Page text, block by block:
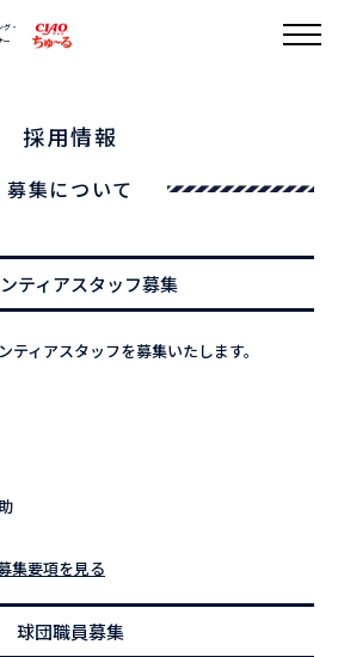
グ・
ー
採用情報
募集について
ティアスタッフ募集
ティアスタッフを募集いたします。
集要項を見る
球団職員募集